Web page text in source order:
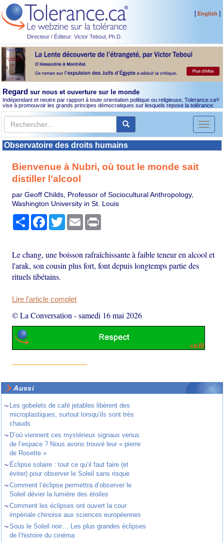
Directeur / Éditeur: Victor Teboul, Ph.D.
[English ]
Regard sur nous et ouverture sur le monde
Indépendant et neutre par rapport à toute orientation politique ou religieuse, Tolerance.ca®
vise à promouvoir les grands principes démocratiques sur lesquels repose la tolérance.
Toggle
Observatoire des droits humains
Bienvenue à Nubri, où tout le monde sait
distiller l’alcool
par Geoff Childs, Professor of Sociocultural Anthropology,
Washington University in St. Louis
PartagerFacebook
TwitterEmail
Le chang, une boisson rafraîchissante à faible teneur en alcool et
l'arak, son cousin plus fort, font depuis longtemps partie des
rituels tibétains.
Lire l'article complet
© La Conversation -samedi 16 mai 2026
Aussi
~ Les gobelets de café jetables libèrent des
microplastiques, surtout lorsqu’ils sont très
chauds
~ D’où viennent ces mystérieux signaux venus
de l’espace ? Nous avons trouvé leur « pierre
de Rosette »
~ Éclipse solaire : tout ce qu’il faut faire (et
éviter) pour observer le Soleil sans risque
~Comment l’éclipse permettra d’observer le
Soleil dévier la lumière des étoiles
~Comment les éclipses ont ouvert la cour
impériale chinoise aux sciences européennes
~Sous le Soleil noir… Les plus grandes éclipses
de l’histoire du cinéma